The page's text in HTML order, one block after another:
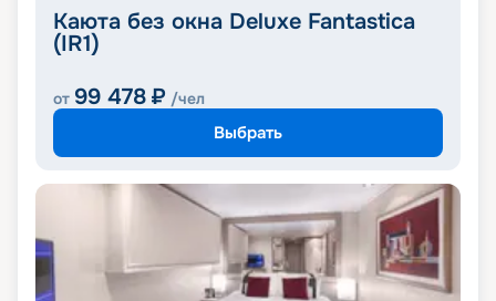
Каюта без окна Deluxe Fantastica
(IR1)
от 99 478 ₽ /чел
Выбрать